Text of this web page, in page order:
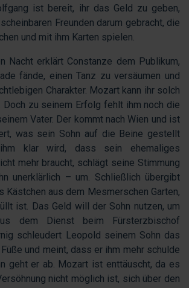
ist bereit, ihr das Geld zu geben,
Freunden darum gebracht, die
und mit ihm Karten spielen.
Nacht erklärt Constanze dem Publikum,
fände, einen Tanz zu versäumen und
Charakter. Mozart kann ihr solch
Doch zu seinem Erfolg fehlt ihm noch die
Vater. Der kommt nach Wien und ist
was sein Sohn auf die Beine gestellt
klar wird, dass sein ehemaliges
mehr braucht, schlägt seine Stimmung
unerklärlich – um. Schließlich übergibt
Kästchen aus dem Mesmerschen Garten,
ist. Das Geld will der Sohn nutzen, um
dem Dienst beim Fürsterzbischof
schleudert Leopold seinem Sohn das
und meint, dass er ihm mehr schulde
geht er ab. Mozart ist enttäuscht, da es
nicht möglich ist, sich über den